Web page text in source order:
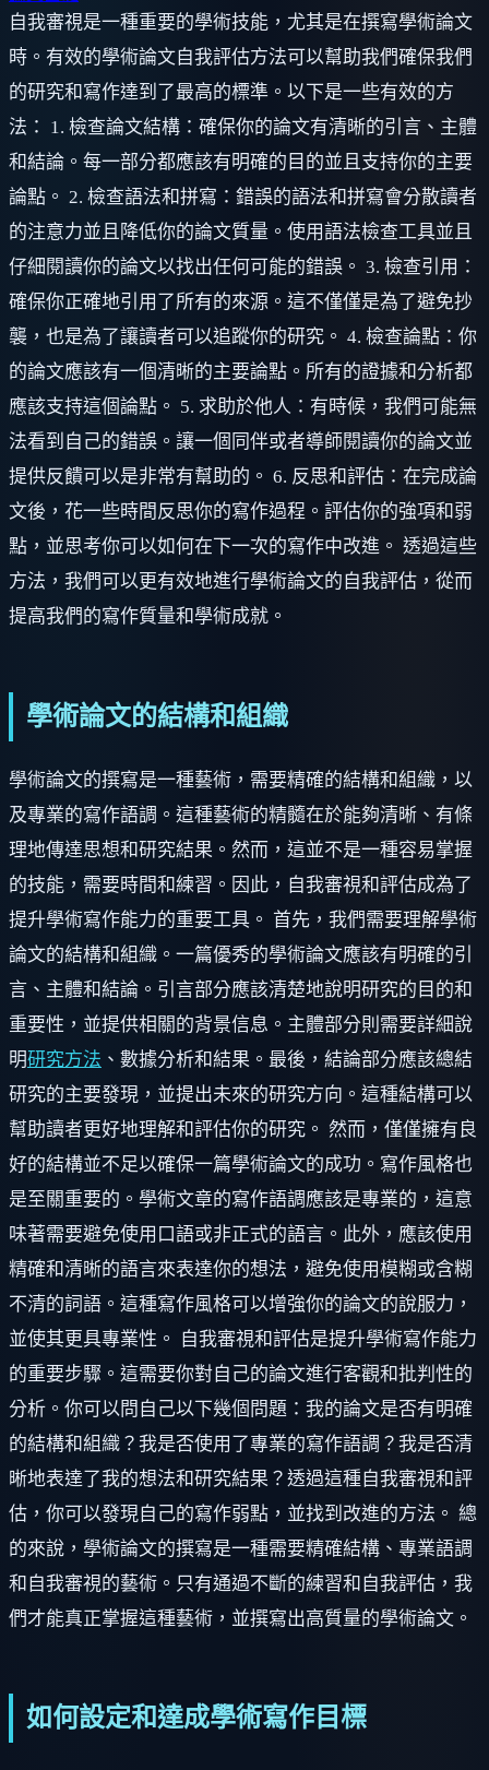
自我審視是一種重要的學術技能，尤其是在撰寫學術論文
時。有效的學術論文自我評估方法可以幫助我們確保我們
的研究和寫作達到了最高的標準。以下是一些有效的方
法： 1. 檢查論文結構：確保你的論文有清晰的引言、主體
和結論。每一部分都應該有明確的目的並且支持你的主要
論點。 2. 檢查語法和拼寫：錯誤的語法和拼寫會分散讀者
的注意力並且降低你的論文質量。使用語法檢查工具並且
仔細閱讀你的論文以找出任何可能的錯誤。 3. 檢查引用：
確保你正確地引用了所有的來源。這不僅僅是為了避免抄
襲，也是為了讓讀者可以追蹤你的研究。 4. 檢查論點：你
的論文應該有一個清晰的主要論點。所有的證據和分析都
應該支持這個論點。 5. 求助於他人：有時候，我們可能無
法看到自己的錯誤。讓一個同伴或者導師閱讀你的論文並
提供反饋可以是非常有幫助的。 6. 反思和評估：在完成論
文後，花一些時間反思你的寫作過程。評估你的強項和弱
點，並思考你可以如何在下一次的寫作中改進。 透過這些
方法，我們可以更有效地進行學術論文的自我評估，從而
提高我們的寫作質量和學術成就。
學術論文的結構和組織
學術論文的撰寫是一種藝術，需要精確的結構和組織，以
及專業的寫作語調。這種藝術的精髓在於能夠清晰、有條
理地傳達思想和研究結果。然而，這並不是一種容易掌握
的技能，需要時間和練習。因此，自我審視和評估成為了
提升學術寫作能力的重要工具。 首先，我們需要理解學術
論文的結構和組織。一篇優秀的學術論文應該有明確的引
言、主體和結論。引言部分應該清楚地說明研究的目的和
重要性，並提供相關的背景信息。主體部分則需要詳細說
明研究方法 、數據分析和結果。最後，結論部分應該總結
研究的主要發現，並提出未來的研究方向。這種結構可以
幫助讀者更好地理解和評估你的研究。 然而，僅僅擁有良
好的結構並不足以確保一篇學術論文的成功。寫作風格也
是至關重要的。學術文章的寫作語調應該是專業的，這意
味著需要避免使用口語或非正式的語言。此外，應該使用
精確和清晰的語言來表達你的想法，避免使用模糊或含糊
不清的詞語。這種寫作風格可以增強你的論文的說服力，
並使其更具專業性。 自我審視和評估是提升學術寫作能力
的重要步驟。這需要你對自己的論文進行客觀和批判性的
分析。你可以問自己以下幾個問題：我的論文是否有明確
的結構和組織？我是否使用了專業的寫作語調？我是否清
晰地表達了我的想法和研究結果？透過這種自我審視和評
估，你可以發現自己的寫作弱點，並找到改進的方法。 總
的來說，學術論文的撰寫是一種需要精確結構、專業語調
和自我審視的藝術。只有通過不斷的練習和自我評估，我
們才能真正掌握這種藝術，並撰寫出高質量的學術論文。
如何設定和達成學術寫作目標